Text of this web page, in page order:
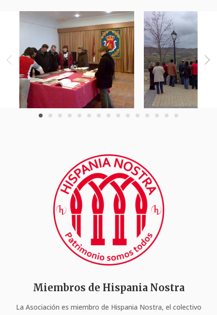
Miembros de Hispania Nostra
La Asociación es miembro de Hispania Nostra, el colectivo